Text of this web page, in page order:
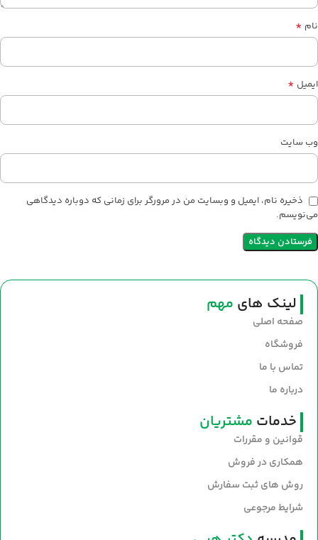
نام *
ایمیل *
وب‌ سایت
ذخیره نام، ایمیل و وبسایت من در مرورگر برای زمانی که دوباره دیدگاهی
می‌نویسم.
لینک های مهم
صفحه اصلی
فروشگاه
تماس با ما
درباره ما
خدمات مشتریان
قوانین و مقررات
همکاری در فروش
روش های ثبت سفارش
شرایط مرجوعی